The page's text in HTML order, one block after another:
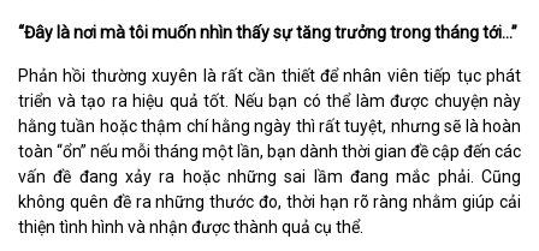
“Đây là nơi mà tôi muốn nhìn thấy sự tăng trưởng trong tháng tới…”
Phản hồi thường xuyên là rất cần thiết để nhân viên tiếp tục phát
triển và tạo ra hiệu quả tốt. Nếu bạn có thể làm được chuyện này
hằng tuần hoặc thậm chí hằng ngày thì rất tuyệt, nhưng sẽ là hoàn
toàn “ổn” nếu mỗi tháng một lần, bạn dành thời gian đề cập đến các
vấn đề đang xảy ra hoặc những sai lầm đang mắc phải. Cũng
không quên đề ra những thước đo, thời hạn rõ ràng nhằm giúp cải
thiện tình hình và nhận được thành quả cụ thể.